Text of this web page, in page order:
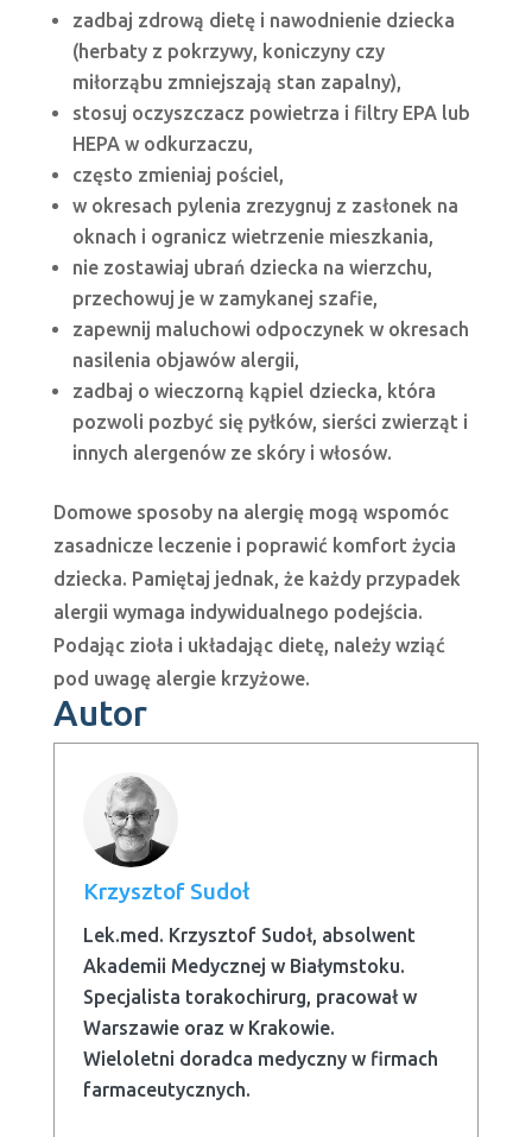
zadbaj zdrową dietę i nawodnienie dziecka
(herbaty z pokrzywy, koniczyny czy
miłorząbu zmniejszają stan zapalny),
stosuj oczyszczacz powietrza i filtry EPA lub
HEPA w odkurzaczu,
często zmieniaj pościel,
w okresach pylenia zrezygnuj z zasłonek na
oknach i ogranicz wietrzenie mieszkania,
nie zostawiaj ubrań dziecka na wierzchu,
przechowuj je w zamykanej szafie,
zapewnij maluchowi odpoczynek w okresach
nasilenia objawów alergii,
zadbaj o wieczorną kąpiel dziecka, która
pozwoli pozbyć się pyłków, sierści zwierząt i
innych alergenów ze skóry i włosów.
Domowe sposoby na alergię mogą wspomóc
zasadnicze leczenie i poprawić komfort życia
dziecka. Pamiętaj jednak, że każdy przypadek
alergii wymaga indywidualnego podejścia.
Podając zioła i układając dietę, należy wziąć
pod uwagę alergie krzyżowe.
Autor
Krzysztof Sudoł
Lek.med. Krzysztof Sudoł, absolwent
Akademii Medycznej w Białymstoku.
Specjalista torakochirurg, pracował w
Warszawie oraz w Krakowie.
Wieloletni doradca medyczny w firmach
farmaceutycznych.